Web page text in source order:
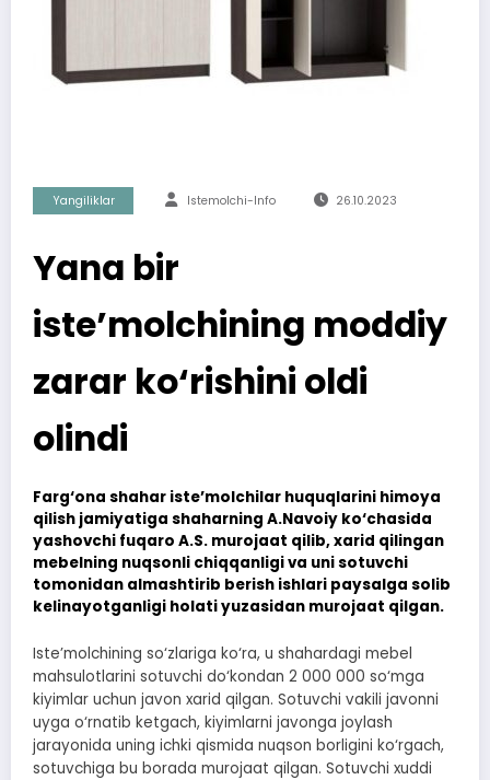
Yangiliklar Istemolchi-Info 26.10.2023
Yana bir
iste’molchining moddiy
zarar ko‘rishini oldi
olindi
Farg‘ona shahar iste’molchilar huquqlarini himoya
qilish jamiyatiga shaharning A.Navoiy ko‘chasida
yashovchi fuqaro A.S. murojaat qilib, xarid qilingan
mebelning nuqsonli chiqqanligi va uni sotuvchi
tomonidan almashtirib berish ishlari paysalga solib
kelinayotganligi holati yuzasidan murojaat qilgan.
Iste’molchining so‘zlariga ko‘ra, u shahardagi mebel
mahsulotlarini sotuvchi do‘kondan 2 000 000 so‘mga
kiyimlar uchun javon xarid qilgan. Sotuvchi vakili javonni
uyga o‘rnatib ketgach, kiyimlarni javonga joylash
jarayonida uning ichki qismida nuqson borligini ko‘rgach,
sotuvchiga bu borada murojaat qilgan. Sotuvchi xuddi